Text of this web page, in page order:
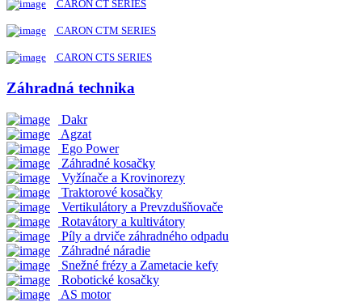
CARON CT SERIES
CARON CTM SERIES
CARON CTS SERIES
Záhradná technika
Dakr
Agzat
Ego Power
Záhradné kosačky
Vyžínače a Krovinorezy
Traktorové kosačky
Vertikulátory a Prevzdušňovače
Rotavátory a kultivátory
Píly a drviče záhradného odpadu
Záhradné náradie
Snežné frézy a Zametacie kefy
Robotické kosačky
AS motor